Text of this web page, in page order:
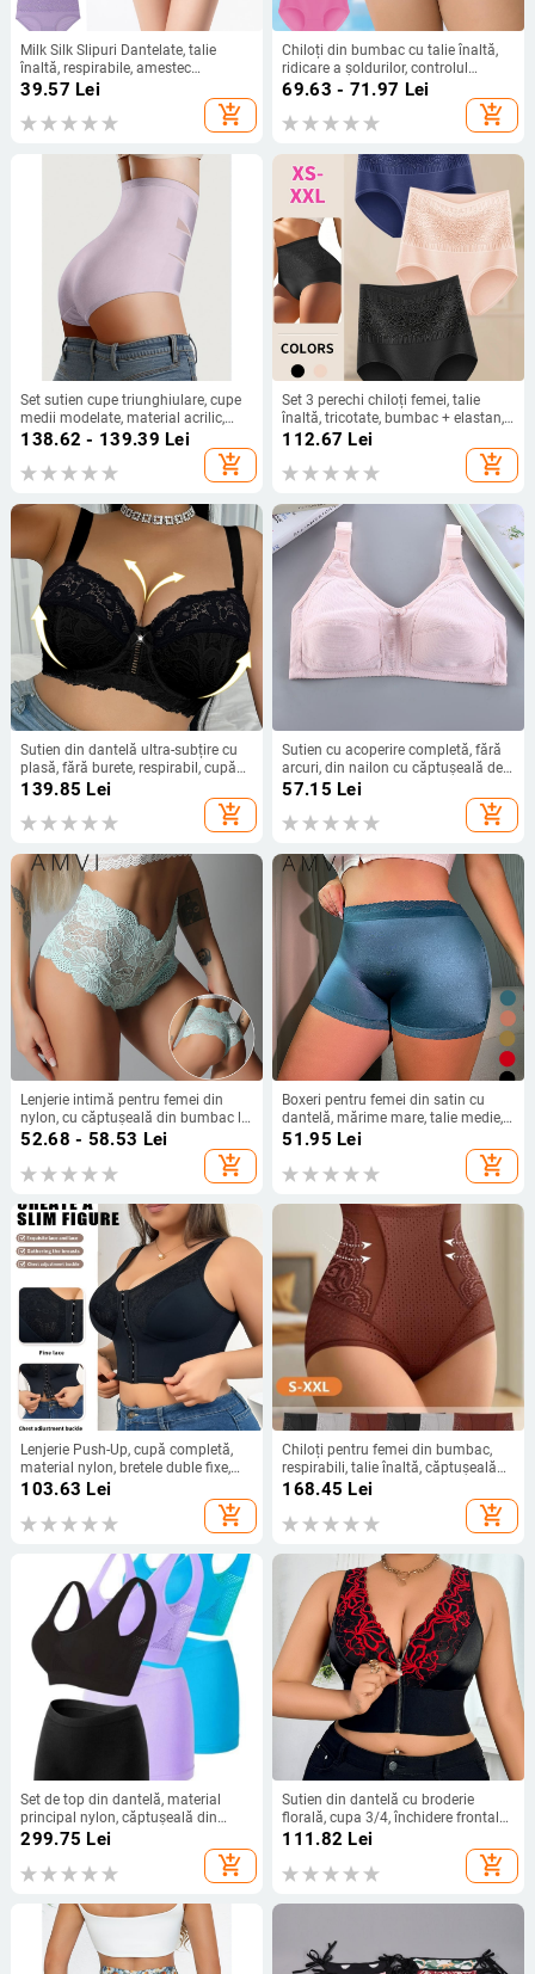
Milk Silk Slipuri Dantelate, talie
înaltă, respirabile, amestec
Spandex, căptușeală din bumbac
39.57 Lei
add_shopping_cart
Chiloți din bumbac cu talie înaltă,
ridicare a șoldurilor, controlul
abdomenului, respirabili
69.63 - 71.97 Lei
add_shopping_cart
Set sutien cupe triunghiulare, cupe
medii modelate, material acrilic,
căptușeală din spandex, spate
138.62 - 139.39 Lei
add_shopping_cart
Set 3 perechi chiloți femei, talie
înaltă, tricotate, bumbac + elastan,
căptușire din bumbac
112.67 Lei
add_shopping_cart
Sutien din dantelă ultra-subțire cu
plasă, fără burete, respirabil, cupă
3/4, nylon
139.85 Lei
add_shopping_cart
Sutien cu acoperire completă, fără
arcuri, din nailon cu căptușeală de
bumbac, cupe modelate subțiri,
bretele detașabile dublu, închidere
cu trei rânduri de cârlige
57.15 Lei
add_shopping_cart
Lenjerie intimă pentru femei din
nylon, cu căptușeală din bumbac la
zona inghinală, respirabilă, talie
52.68 - 58.53 Lei
add_shopping_cart
Boxeri pentru femei din satin cu
dantelă, mărime mare, talie medie,
fine și confortabile
51.95 Lei
add_shopping_cart
Lenjerie Push-Up, cupă completă,
material nylon, bretele duble fixe,
fără cârlige
103.63 Lei
add_shopping_cart
Chiloți pentru femei din bumbac,
respirabili, talie înaltă, căptușeală
din bumbac
168.45 Lei
add_shopping_cart
Set de top din dantelă, material
principal nylon, căptușeală din
bumbac, cupe cu formă de urechi
299.75 Lei
add_shopping_cart
Sutien din dantelă cu broderie
florală, cupa 3/4, închidere frontală,
push-up, fără cusături, bretele fixe
111.82 Lei
add_shopping_cart